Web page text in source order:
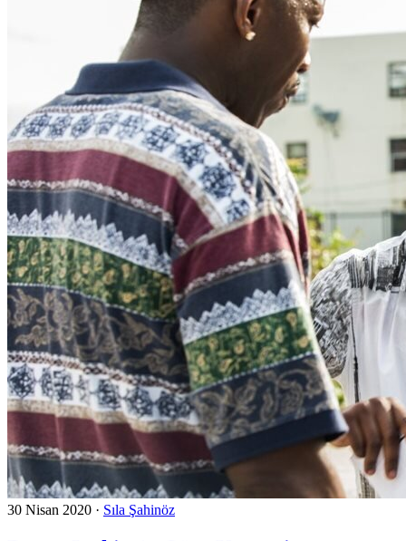
30 Nisan 2020 · Sıla Şahinöz